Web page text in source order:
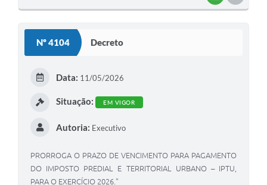
Nº 4104 Decreto
Data: 11/05/2026
Situação: EM VIGOR
Autoria: Executivo
PRORROGA O PRAZO DE VENCIMENTO PARA PAGAMENTO
DO IMPOSTO PREDIAL E TERRITORIAL URBANO – IPTU,
PARA O EXERCÍCIO 2026."